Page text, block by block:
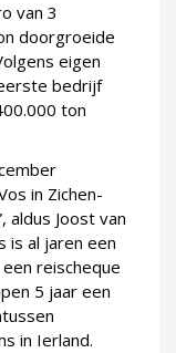
van 3
doorgroeide
eigen
bedrijf
ton
in Zichen-
aldus Joost van
is al jaren een
reischeque
5 jaar een
in Ierland.